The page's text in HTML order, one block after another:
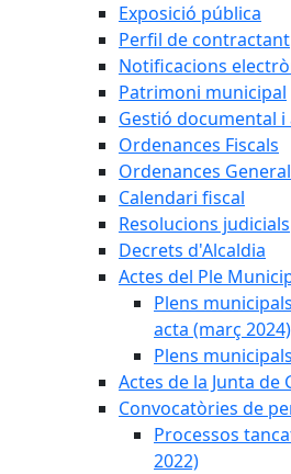
Exposició pública
Perfil de contractant
Notificacions
Patrimoni municipal
Gestió documental i
Ordenances Fiscals
Ordenances
Calendari fiscal
Resolucions judicials
Decrets d'Alcaldia
Actes del Ple
Plens
acta (març 2024)
Plens
Actes de la Junta de
Convocatòries de
Processos
2022)